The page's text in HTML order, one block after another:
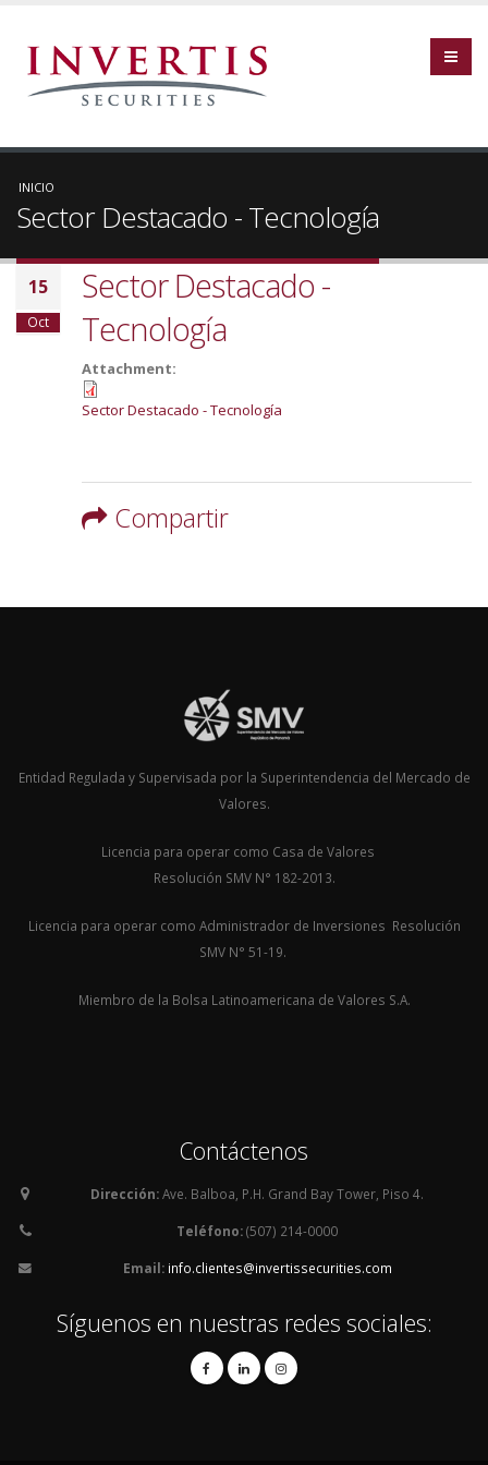
INICIO
Sector Destacado - Tecnología
15
Oct
Sector Destacado -
Tecnología
Attachment:
Sector Destacado - Tecnología
Compartir
Entidad Regulada y Supervisada por la Superintendencia del Mercado de
Valores.
Licencia para operar como Casa de Valores
Resolución SMV N° 182-2013.
Licencia para operar como Administrador de Inversiones Resolución
SMV N° 51-19.
Miembro de la Bolsa Latinoamericana de Valores S.A.
Contáctenos
Dirección:Ave. Balboa, P.H. Grand Bay Tower, Piso 4.
Teléfono:(507) 214-0000
Email: info.clientes@invertissecurities.com
Síguenos en nuestras redes sociales: